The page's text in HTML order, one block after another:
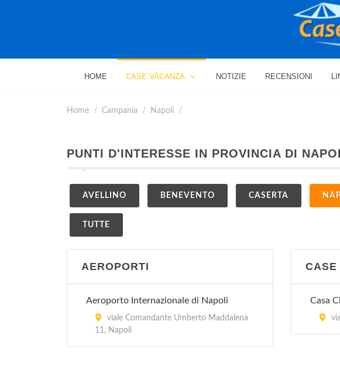
HOME CASE VACANZA NOTIZIE RECENSIONI
Home Campania Napoli
PUNTI D'INTERESSE IN PROVINCIA DI
AVELLINO BENEVENTO CASERTA
TUTTE
AEROPORTI
Aeroporto Internazionale di Napoli
viale Comandante Umberto Maddalena
11, Napoli
CASE
Casa